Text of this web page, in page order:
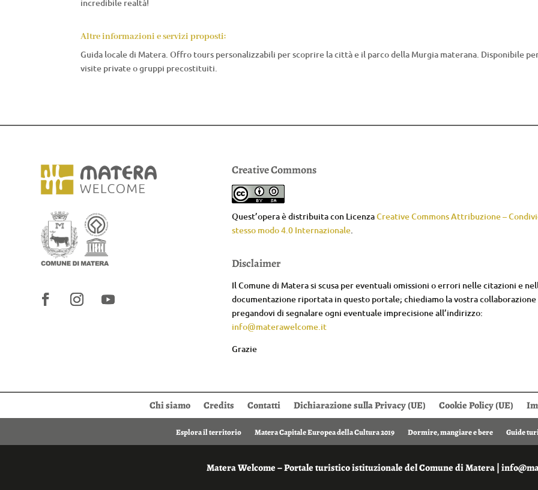
incredibile realtà!
Altre informazioni e servizi proposti:
Guida locale di Matera. Offro tours personalizzabili per scoprire la città e il parco della Murgia materana. Disponibile
visite private o gruppi precostituiti.
Creative Commons
Quest’opera è distribuita con LicenzaCreative Commons Attribuzione –
stesso modo 4.0 Internazionale
Disclaimer
Il Comune di Matera si scusa per eventuali omissioni o errori nelle citazioni e
documentazione riportata in questo portale; chiediamo la vostra collaborazione
pregandovi di segnalare ogni eventuale imprecisione all’indirizzo:
info@materawelcome.it
Grazie
Chi siamo Credits Contatti Dichiarazione sulla Privacy (UE) Cookie Policy (UE)
Esplora il territorio Matera Capitale Europea della Cultura 2019 Dormire, mangiare e bere Guide
Matera Welcome – Portale turistico istituzionale del Comune di Matera |